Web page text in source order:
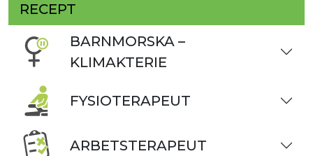
RECEPT
BARNMORSKA –
KLIMAKTERIE
FYSIOTERAPEUT
ARBETSTERAPEUT